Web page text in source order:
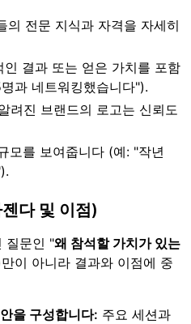
의 전문 지식과 자격을 자세히
인 결과 또는 얻은 가치를 포함
과 네트워킹했습니다").
려진 브랜드의 로고는 신뢰도
모를 보여줍니다 (예: "작년
다 및 이점)
질문인 "왜 참석할 가치가 있는
이 아니라 결과와 이점에 중
을 구성합니다: 주요 세션과